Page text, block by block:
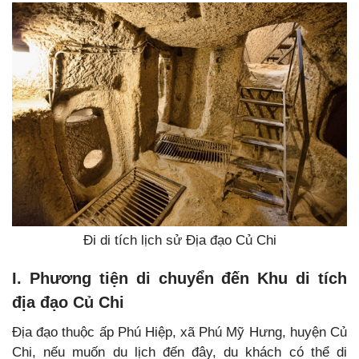
Đi di tích lịch sử Địa đạo Củ Chi
I. Phương tiện di chuyển đến Khu di tích
địa đạo Củ Chi
Địa đạo thuộc ấp Phú Hiệp, xã Phú Mỹ Hưng, huyện Củ
Chi, nếu muốn du lịch đến đây, du khách có thể di